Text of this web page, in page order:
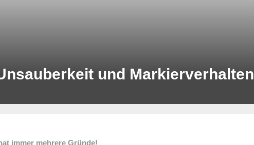
und Markierverhalten
immer mehrere Gründe!